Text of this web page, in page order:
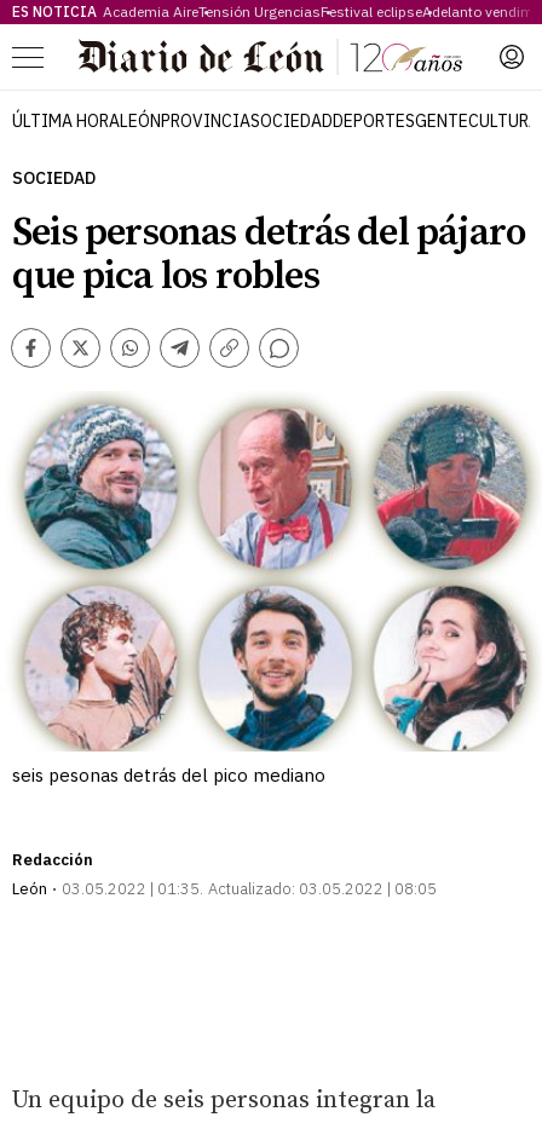
ES NOTICIA Academia AireTensión UrgenciasFestival eclipseAdelanto
Menú
ÚLTIMA HORALEÓNPROVINCIASOCIEDADDEPORTESGENTECULTURA
SOCIEDAD
Seis personas detrás del pájaro
que pica los robles
Facebook
TwitterWhatsappTelegram
Copiar
Comentarios
seis pesonas detrás del pico mediano
Redacción
León
03.05.2022 | 01:35 Actualizado: 03.05.2022 | 08:05
Un equipo de seis personas integran la